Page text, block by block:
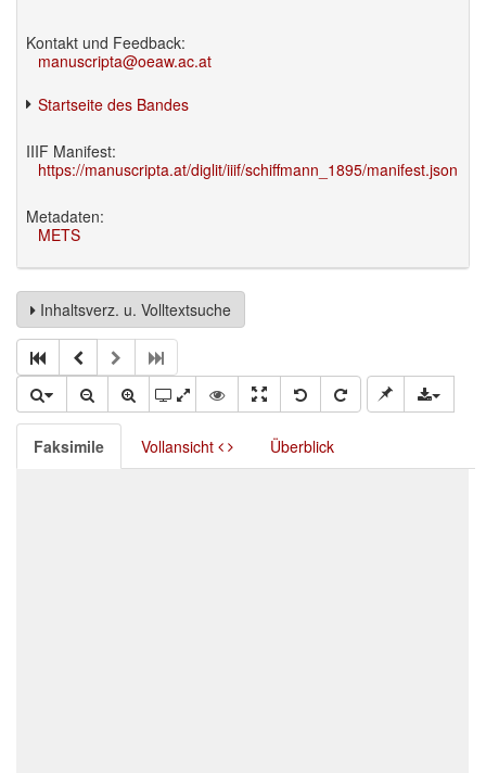
Kontakt und Feedback:
manuscripta@oeaw.ac.at
Startseite des Bandes
IIIF Manifest:
https://manuscripta.at/diglit/iiif/schiffmann_1895/manifest.json
Metadaten:
METS
Inhaltsverz. u. Volltextsuche
Faksimile Vollansicht Überblick